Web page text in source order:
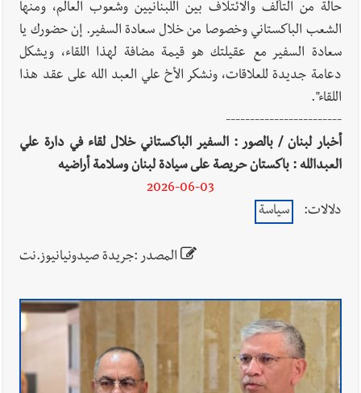
حالة من التآلف والائتلاف بين اللبنانيين وشعوب العالم، ومنها
الشعب الباكستاني وخصوصا من خلال سعادة السفير. إن حضورك يا
سعادة السفير مع عقيلتك هو قيمة مضافة لهذا اللقاء، ويشكل
دعامة جديدة للعلاقات، ونشكر الأخ علي العبد الله على عقد هذا
اللقاء".
------------------------
أخبار لبنان / بالصور : السفير الباكستاني خلال لقاء في دارة علي
العبدالله : باكستان حريصة على سيادة لبنان وسلامة أراضيه
2026-06-03
دلالات:
سياسة
المصدر :جريدة صيدونيانيوز.نت